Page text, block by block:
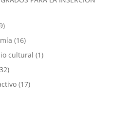
(16)
cultural (1)
(17)